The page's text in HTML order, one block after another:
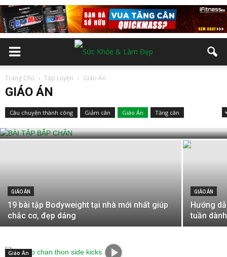
Trang Chủ Tập Luyện Giáo Án
GIÁO ÁN
Câu chuyện thành công Giảm cân Giáo Án
Tăng cân
GIÁO ÁN
Bài tập bắp chân giúp chăm sóc cơ hiệu
quả
GIÁO ÁN
19 bài tập Bodyweight tại nhà mới nhất giúp
chắc cơ, đẹp dáng
GIÁO ÁN
Hướng
tuần
Giáo Án